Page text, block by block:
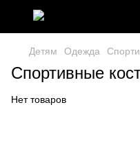
Детям Одежда
Спортивные
Нет товаров